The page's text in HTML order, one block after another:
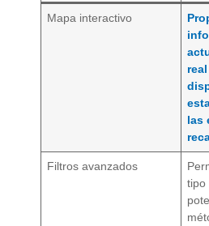
Mapa interactivo
las
Filtros avanzados
tipo